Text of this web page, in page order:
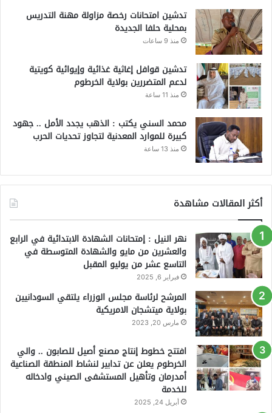
تدشين امتحانات رخصة مزاولة مهنة التدريس
بمحلية حلفا الجديدة
منذ 9 ساعات
تدشين قوافل إغاثية غذائية وإيوائية كويتية
لدعم المتضررين بولاية الخرطوم
منذ 11 ساعة
محمد السني يكتب : الذهب يجدد الأمل .. جهود
كبيرة للموارد المعدنية لتجاوز تحديات الحرب
منذ 13 ساعة
أكثر المقالات مشاهدة
نهر النيل : إمتحانات الشهادة الابتدائية في الرابع
والعشرين من مايو والشهادة المتوسطة في
التاسع عشر من يوليو المقبل
فبراير 6, 2025
المرشح لرئاسة مجلس الوزراء يلتقي السودانيين
بولاية ميتشجان الامريكية
مارس 20, 2023
افتتح خطوط إنتاج مصنع أصيل للصابون .. والي
الخرطوم يعلن عن تدابير لنشاط المنطقة الصناعية
أمدرمان وتأهيل المستشفى الصيني وادخاله
للخدمة
أبريل 24, 2025